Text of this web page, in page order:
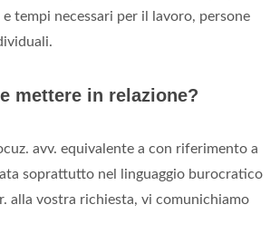
tempi necessari per il lavoro, persone
mettere in relazione?
avv. equivalente a con riferimento a
soprattutto nel linguaggio burocratico
alla vostra richiesta, vi comunichiamo